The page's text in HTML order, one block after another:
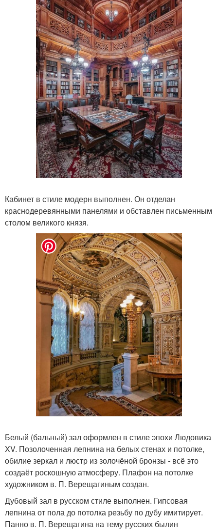
Кабинет в стиле модерн выполнен. Он отделан
краснодеревянными панелями и обставлен письменным
столом великого князя.
Белый (бальный) зал оформлен в стиле эпохи Людовика
XV. Позолоченная лепнина на белых стенах и потолке,
обилие зеркал и люстр из золочёной бронзы - всё это
создаёт роскошную атмосферу. Плафон на потолке
художником в. П. Верещагиным создан.
Дубовый зал в русском стиле выполнен. Гипсовая
лепнина от пола до потолка резьбу по дубу имитирует.
Панно в. П. Верещагина на тему русских былин